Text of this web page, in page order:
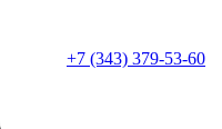
+7 (343) 379-53-60